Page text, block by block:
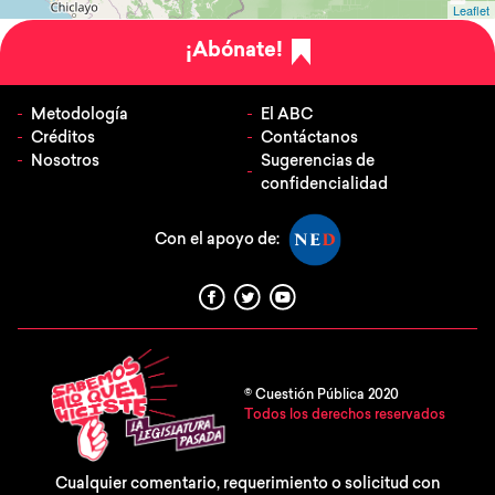
Leaflet
¡Abónate!
Metodología
El ABC
Créditos
Contáctanos
Nosotros
Sugerencias de
confidencialidad
Con el apoyo de:
© Cuestión Pública 2020
Todos los derechos reservados
Cualquier comentario, requerimiento o solicitud con